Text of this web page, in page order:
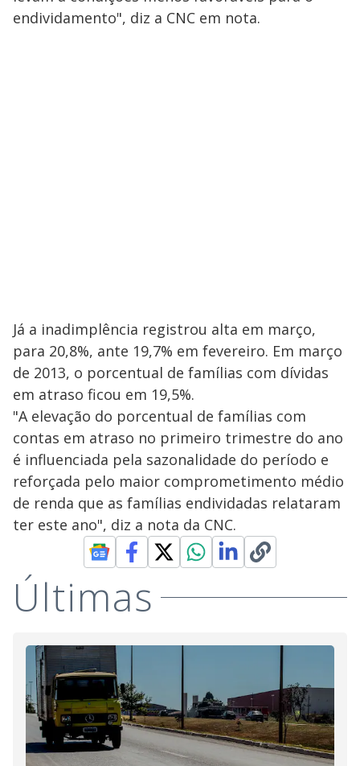
endividamento", diz a CNC em nota.
Já a inadimplência registrou alta em março,
para 20,8%, ante 19,7% em fevereiro. Em março
de 2013, o porcentual de famílias com dívidas
em atraso ficou em 19,5%.
"A elevação do porcentual de famílias com
contas em atraso no primeiro trimestre do ano
é influenciada pela sazonalidade do período e
reforçada pelo maior comprometimento médio
de renda que as famílias endividadas relataram
ter este ano", diz a nota da CNC.
Últimas